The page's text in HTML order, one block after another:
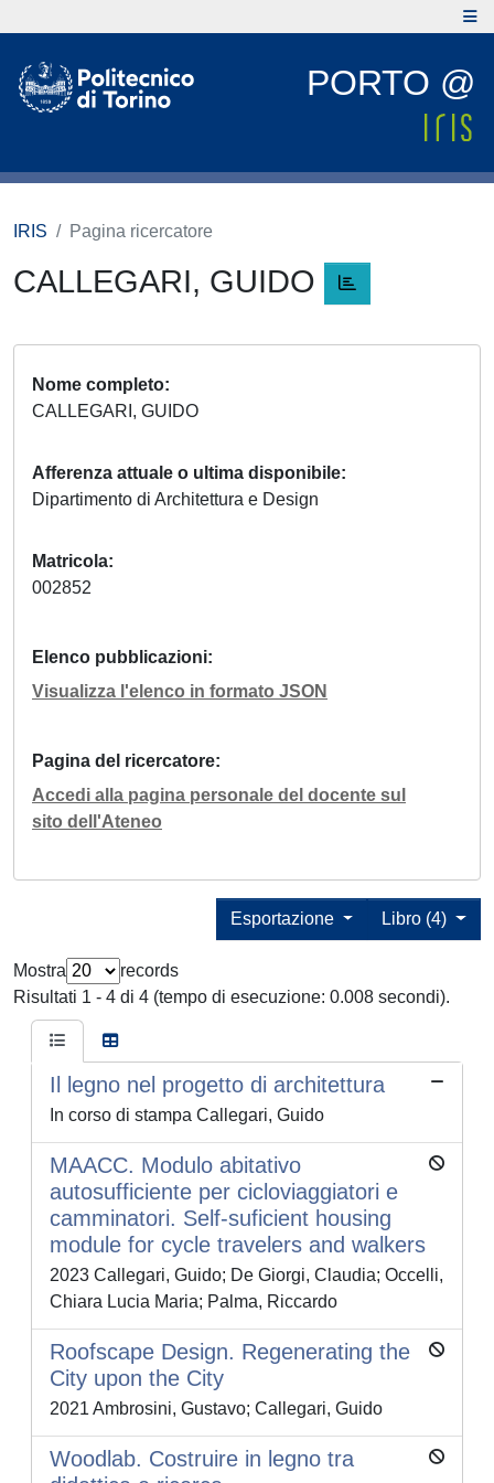
PORTO @
IRIS Pagina ricercatore
CALLEGARI, GUIDO
Nome completo
CALLEGARI, GUIDO
Afferenza attuale o ultima disponibile
Dipartimento di Architettura e Design
Matricola
002852
Elenco pubblicazioni
Visualizza l'elenco in formato JSON
Pagina del ricercatore
Accedi alla pagina personale del docente sul
sito dell'Ateneo
Libro (4)
Esportazione
Mostra
records
Risultati 1 - 4 di 4 (tempo di esecuzione: 0.008 secondi).
Il legno nel progetto di architettura
In corso di stampa Callegari, Guido
MAACC. Modulo abitativo
autosufficiente per cicloviaggiatori e
camminatori. Self-suficient housing
module for cycle travelers and walkers
2023 Callegari, Guido; De Giorgi, Claudia; Occelli,
Chiara Lucia Maria; Palma, Riccardo
Roofscape Design. Regenerating the
City upon the City
2021 Ambrosini, Gustavo; Callegari, Guido
Woodlab. Costruire in legno tra